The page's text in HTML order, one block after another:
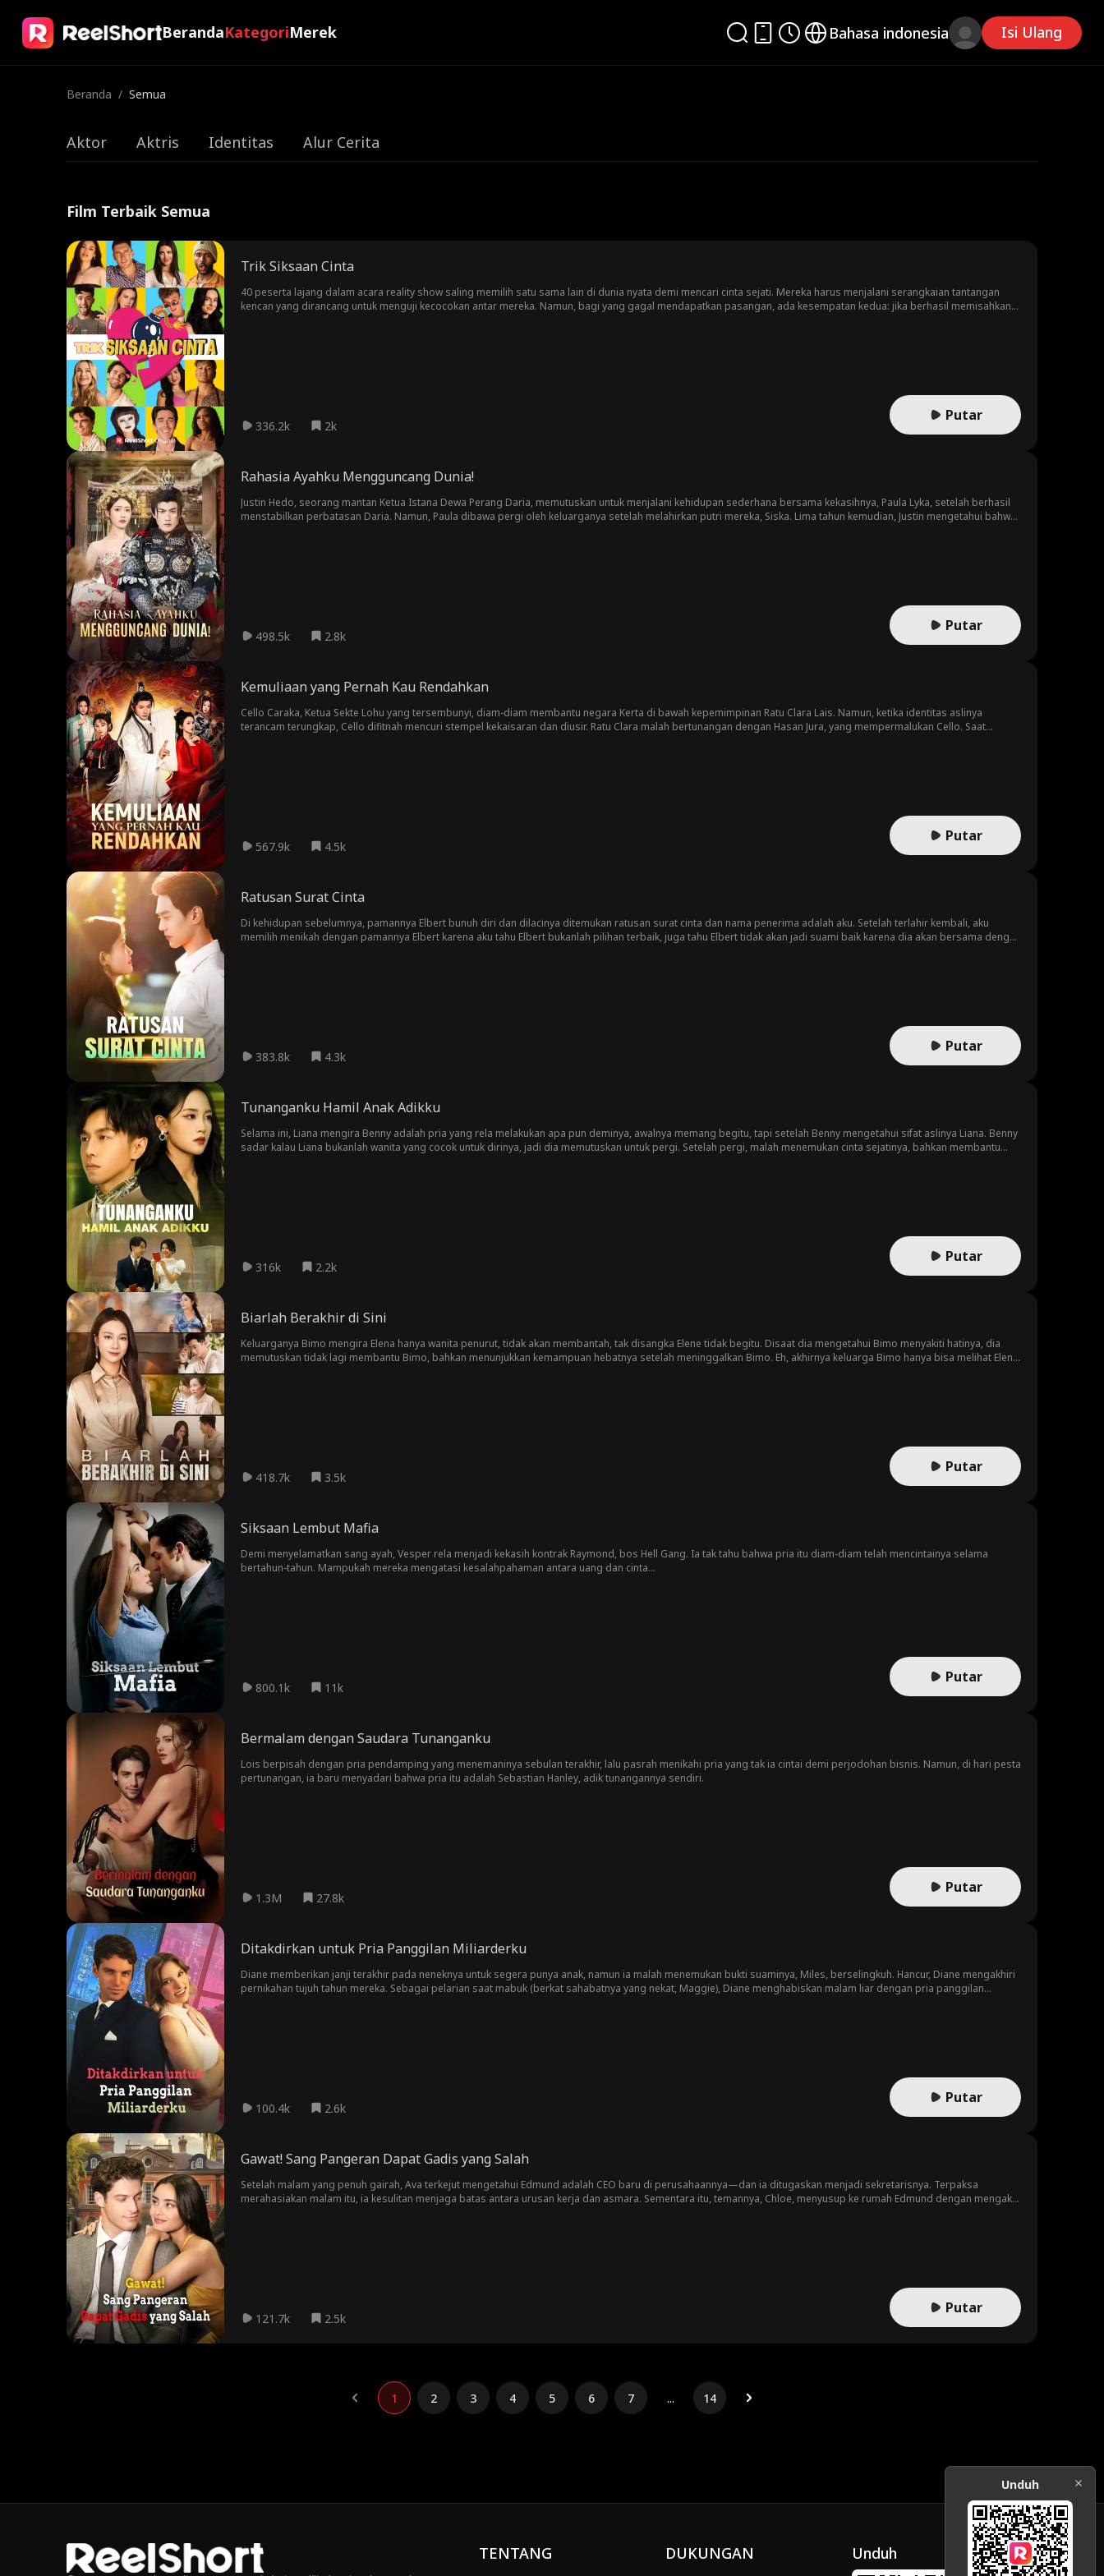
BerandaKategoriMerek Bahasa indonesia Isi Ulang
Beranda / Semua
Aktor Aktris Identitas Alur Cerita
Film Terbaik Semua
Trik Siksaan Cinta
40 peserta lajang dalam acara reality show saling memilih satu sama lain di dunia nyata demi mencari cinta sejati. Mereka harus menjalani serangkaian tantangan
kencan yang dirancang untuk menguji kecocokan antar mereka. Namun, bagi yang gagal mendapatkan pasangan, ada kesempatan kedua: jika berhasil memisahkan
336.2k 2k
Putar
Rahasia Ayahku Mengguncang Dunia!
Justin Hedo, seorang mantan Ketua Istana Dewa Perang Daria, memutuskan untuk menjalani kehidupan sederhana bersama kekasihnya, Paula Lyka, setelah berhasil
menstabilkan perbatasan Daria. Namun, Paula dibawa pergi oleh keluarganya setelah melahirkan putri mereka, Siska. Lima tahun kemudian, Justin mengetahui bahwa
498.5k 2.8k
Putar
Kemuliaan yang Pernah Kau Rendahkan
Cello Caraka, Ketua Sekte Lohu yang tersembunyi, diam-diam membantu negara Kerta di bawah kepemimpinan Ratu Clara Lais. Namun, ketika identitas aslinya
terancam terungkap, Cello difitnah mencuri stempel kekaisaran dan diusir. Ratu Clara malah bertunangan dengan Hasan Jura, yang mempermalukan Cello. Saat
567.9k 4.5k
Putar
Ratusan Surat Cinta
Di kehidupan sebelumnya, pamannya Elbert bunuh diri dan dilacinya ditemukan ratusan surat cinta dan nama penerima adalah aku. Setelah terlahir kembali, aku
memilih menikah dengan pamannya Elbert karena aku tahu Elbert bukanlah pilihan terbaik, juga tahu Elbert tidak akan jadi suami baik karena dia akan bersama dengan
383.8k 4.3k
Putar
Tunanganku Hamil Anak Adikku
Selama ini, Liana mengira Benny adalah pria yang rela melakukan apa pun deminya, awalnya memang begitu, tapi setelah Benny mengetahui sifat aslinya Liana. Benny
sadar kalau Liana bukanlah wanita yang cocok untuk dirinya, jadi dia memutuskan untuk pergi. Setelah pergi, malah menemukan cinta sejatinya, bahkan membantu
316k 2.2k
Putar
Biarlah Berakhir di Sini
Keluarganya Bimo mengira Elena hanya wanita penurut, tidak akan membantah, tak disangka Elene tidak begitu. Disaat dia mengetahui Bimo menyakiti hatinya, dia
memutuskan tidak lagi membantu Bimo, bahkan menunjukkan kemampuan hebatnya setelah meninggalkan Bimo. Eh, akhirnya keluarga Bimo hanya bisa melihat Elena
418.7k 3.5k
Putar
Siksaan Lembut Mafia
Demi menyelamatkan sang ayah, Vesper rela menjadi kekasih kontrak Raymond, bos Hell Gang. Ia tak tahu bahwa pria itu diam-diam telah mencintainya selama
bertahun-tahun. Mampukah mereka mengatasi kesalahpahaman antara uang dan cinta...
800.1k 11k
Putar
Bermalam dengan Saudara Tunanganku
Lois berpisah dengan pria pendamping yang menemaninya sebulan terakhir, lalu pasrah menikahi pria yang tak ia cintai demi perjodohan bisnis. Namun, di hari pesta
pertunangan, ia baru menyadari bahwa pria itu adalah Sebastian Hanley, adik tunangannya sendiri.
1.3M 27.8k
Putar
Ditakdirkan untuk Pria Panggilan Miliarderku
Diane memberikan janji terakhir pada neneknya untuk segera punya anak, namun ia malah menemukan bukti suaminya, Miles, berselingkuh. Hancur, Diane mengakhiri
pernikahan tujuh tahun mereka. Sebagai pelarian saat mabuk (berkat sahabatnya yang nekat, Maggie), Diane menghabiskan malam liar dengan pria panggilan
100.4k 2.6k
Putar
Gawat! Sang Pangeran Dapat Gadis yang Salah
Setelah malam yang penuh gairah, Ava terkejut mengetahui Edmund adalah CEO baru di perusahaannya—dan ia ditugaskan menjadi sekretarisnya. Terpaksa
merahasiakan malam itu, ia kesulitan menjaga batas antara urusan kerja dan asmara. Sementara itu, temannya, Chloe, menyusup ke rumah Edmund dengan mengaku
121.7k 2.5k
Putar
1 2 3 4 5 6 7 ... 14
TENTANG DUKUNGAN Unduh
Unduh